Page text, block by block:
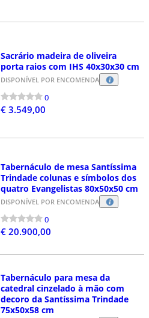
Sacrário madeira de oliveira
porta raios com IHS 40x30x30 cm
DISPONÍVEL POR ENCOMENDA
0
€ 3.549,00
Tabernáculo de mesa Santíssima
Trindade colunas e símbolos dos
quatro Evangelistas 80x50x50 cm
DISPONÍVEL POR ENCOMENDA
0
€ 20.900,00
Tabernáculo para mesa da
catedral cinzelado à mão com
decoro da Santíssima Trindade
75x50x58 cm